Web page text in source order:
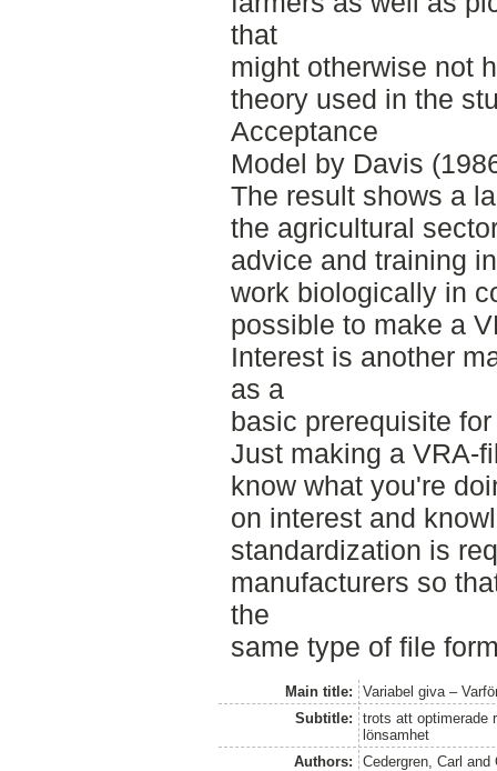
that
might otherwise not
theory used in the
Acceptance
Model by Davis
The result shows a
the agricultural
advice and training
work biologically in
possible to make a
Interest is another
as a
basic prerequisite
Just making a VRA-
know what you're
on interest and
standardization is
manufacturers so
the
same type of file
Main title:
Variabel giva –
Subtitle:
trots att optimerade
lönsamhet
Authors:
Cedergren, Carl and